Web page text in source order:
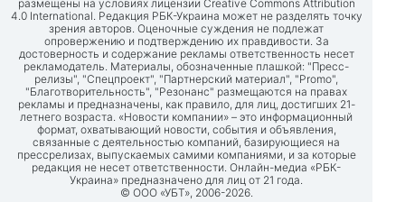
размещены на условиях лицензии Creative Commons Attribution
4.0 International. Редакция РБК-Украина может не разделять точку
зрения авторов. Оценочные суждения не подлежат
опровержению и подтверждению их правдивости. За
достоверность и содержание рекламы ответственность несет
рекламодатель. Материалы, обозначенные плашкой: "Пресс-
релизы", "Спецпроект", "Партнерский материал", "Promo",
"Благотворительность", "Резонанс" размещаются на правах
рекламы и предназначены, как правило, для лиц, достигших 21-
летнего возраста. «Новости компании» – это информационный
формат, охватывающий новости, события и объявления,
связанные с деятельностью компаний, базирующиеся на
прессрелизах, выпускаемых самими компаниями, и за которые
редакция не несет ответственности. Онлайн-медиа «РБК-
Украина» предназначено для лиц от 21 года.
© ООО «УБТ», 2006-2026.